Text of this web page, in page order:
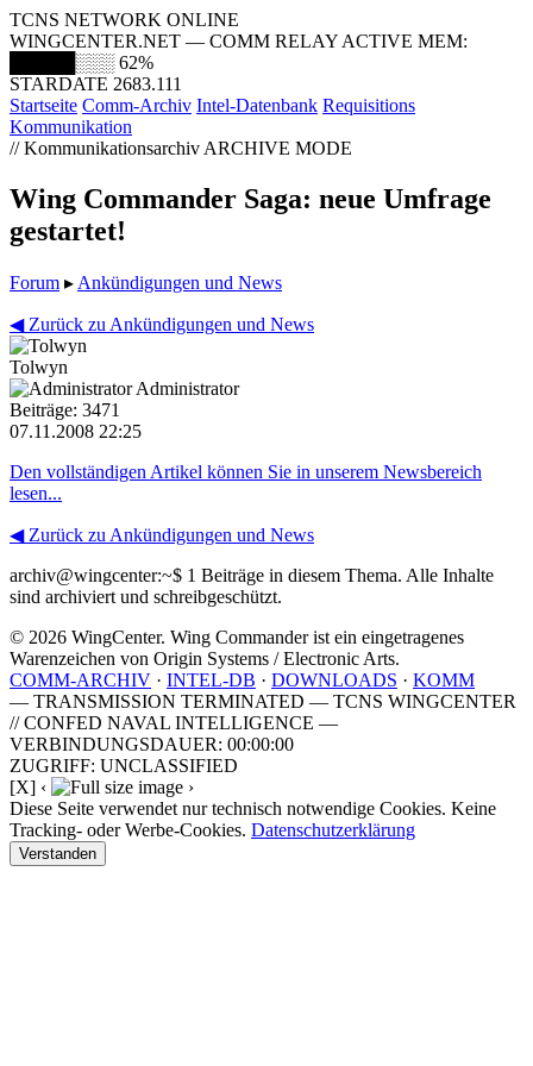
TCNS NETWORK ONLINE
WINGCENTER.NET — COMM RELAY ACTIVE MEM:
█████░░░ 62%
STARDATE 2683.111
Startseite Comm-Archiv Intel-Datenbank Requisitions
Kommunikation
// Kommunikationsarchiv ARCHIVE MODE
Wing Commander Saga: neue Umfrage
gestartet!
Forum ▸ Ankündigungen und News
◀ Zurück zu Ankündigungen und News
Tolwyn
Administrator
Beiträge: 3471
07.11.2008 22:25
Den vollständigen Artikel können Sie in unserem Newsbereich
lesen...
◀ Zurück zu Ankündigungen und News
archiv@wingcenter:~$ 1 Beiträge in diesem Thema. Alle Inhalte
sind archiviert und schreibgeschützt.
© 2026 WingCenter. Wing Commander ist ein eingetragenes
Warenzeichen von Origin Systems / Electronic Arts.
COMM-ARCHIV · INTEL-DB · DOWNLOADS · KOMM
— TRANSMISSION TERMINATED — TCNS WINGCENTER
// CONFED NAVAL INTELLIGENCE —
VERBINDUNGSDAUER: 00:00:00
ZUGRIFF: UNCLASSIFIED
[X] ‹
›
Diese Seite verwendet nur technisch notwendige Cookies. Keine
Tracking- oder Werbe-Cookies. Datenschutzerklärung
Verstanden